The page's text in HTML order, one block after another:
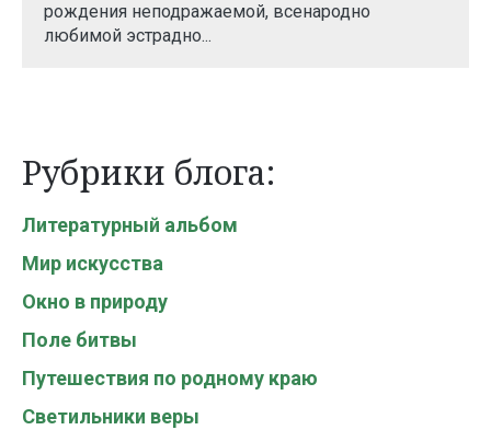
рождения неподражаемой, всенародно
любимой эстрадно...
Рубрики блога:
Литературный альбом
Мир искусства
Окно в природу
Поле битвы
Путешествия по родному краю
Светильники веры